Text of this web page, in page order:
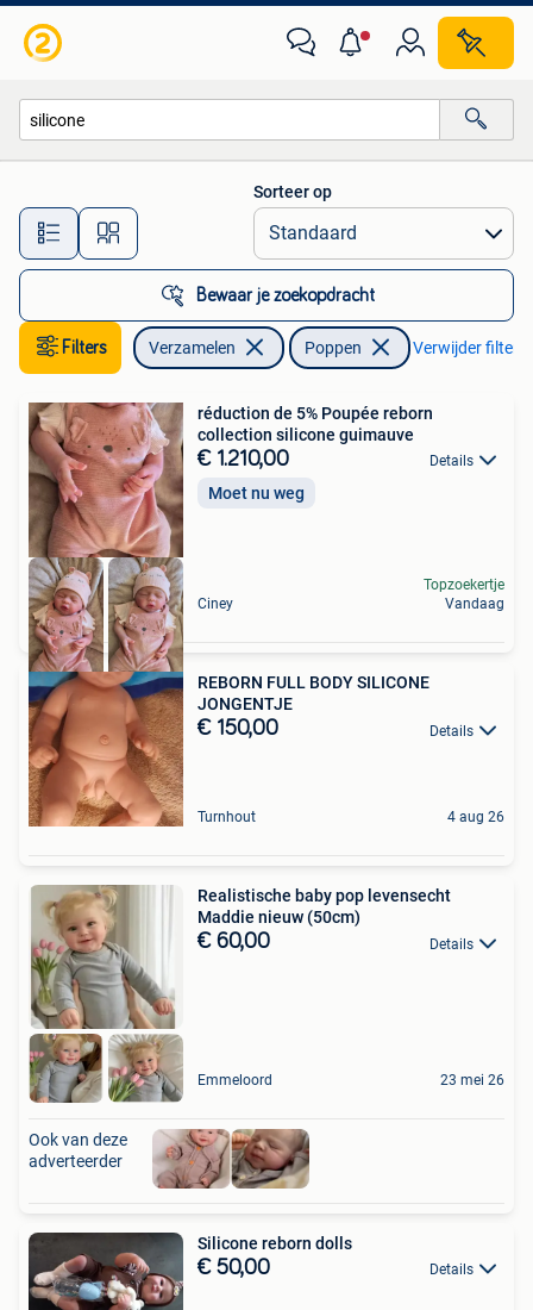
Alle afstanden…
Sorteer op
Bewaar je zoekopdracht
Filters Verzamelen Poppen Verwijder filters
réduction de 5% Poupée reborn
collection silicone guimauve
€ 1.210,00 Details
Moet nu weg
Ciney
Topzoekertje
Vandaag
REBORN FULL BODY SILICONE
JONGENTJE
€ 150,00 Details
Turnhout 4 aug 26
Realistische baby pop levensecht
Maddie nieuw (50cm)
€ 60,00 Details
Emmeloord 23 mei 26
Ook van deze
adverteerder
Silicone reborn dolls
€ 50,00 Details